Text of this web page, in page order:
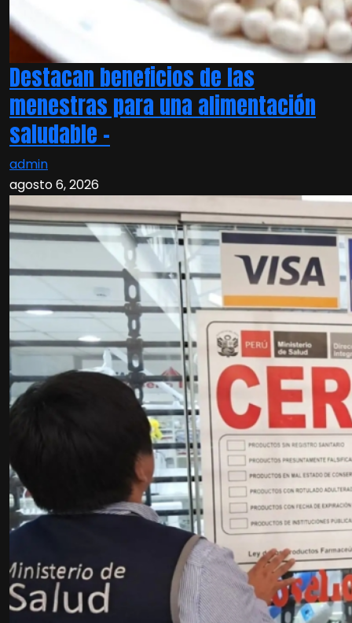
Destacan beneficios de las
menestras para una alimentación
saludable –
admin
agosto 6, 2026